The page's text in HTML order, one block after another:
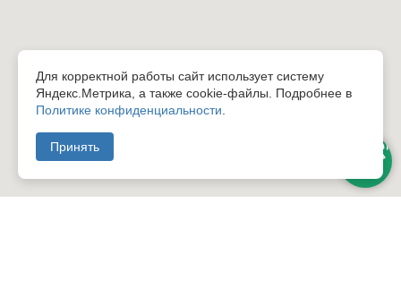
Для корректной работы сайт использует систему
Яндекс.Метрика, а также cookie-файлы. Подробнее в
Политике конфиденциальности
Принять